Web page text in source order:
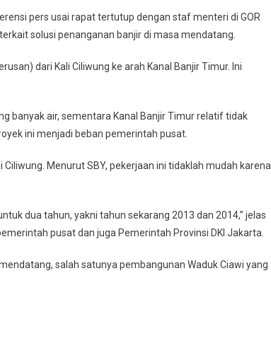
pers usai rapat tertutup dengan staf menteri di GOR
solusi penanganan banjir di masa mendatang.
dari Kali Ciliwung ke arah Kanal Banjir Timur. Ini
banyak air, sementara Kanal Banjir Timur relatif tidak
ini menjadi beban pemerintah pusat.
Menurut SBY, pekerjaan ini tidaklah mudah karena
dua tahun, yakni tahun sekarang 2013 dan 2014,” jelas
pusat dan juga Pemerintah Provinsi DKI Jakarta.
salah satunya pembangunan Waduk Ciawi yang